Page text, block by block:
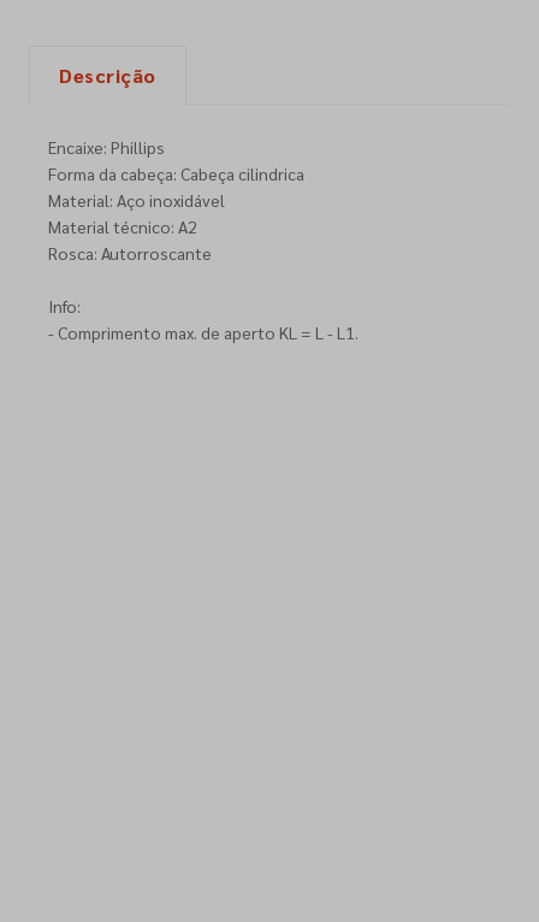
Descrição
Encaixe: Phillips
Forma da cabeça: Cabeça cilindrica
Material: Aço inoxidável
Material técnico: A2
Rosca: Autorroscante
Info:
- Comprimento max. de aperto KL = L - L1.